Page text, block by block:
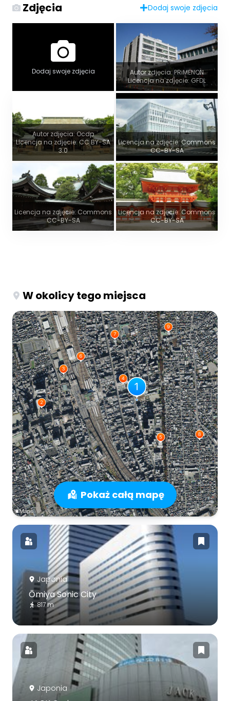
Zdjęcia Dodaj swoje zdjęcia
Dodaj swoje zdjęcia
Autor zdjęcia: PRiMENON
Licencja na zdjęcie: GFDL
Autor zdjęcia: Ocdp
Licencja na zdjęcie: CC BY-SA
3.0
Licencja na zdjęcie: Commons
CC-BY-SA
Licencja na zdjęcie: Commons
CC-BY-SA
Licencja na zdjęcie: Commons
CC-BY-SA
W okolicy tego miejsca
Pokaż całą mapę
Japonia
Ōmiya Sonic City
817 m
Japonia